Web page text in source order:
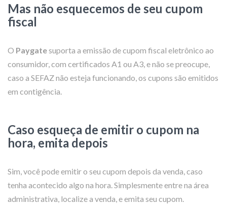
Mas não esquecemos de seu cupom
fiscal
O Paygatesuporta a emissão de cupom fiscal eletrônico ao
consumidor, com certificados A1 ou A3, e não se preocupe,
caso a SEFAZ não esteja funcionando, os cupons são emitidos
em contigência.
Caso esqueça de emitir o cupom na
hora, emita depois
Sim, você pode emitir o seu cupom depois da venda, caso
tenha acontecido algo na hora. Simplesmente entre na área
administrativa, localize a venda, e emita seu cupom.